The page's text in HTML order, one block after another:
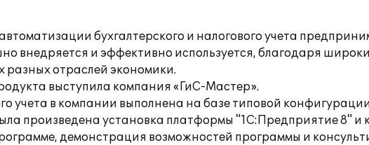
бухгалтерского и налогового учета
внедряется и эффективно используется, благодаря
разных отраслей экономики.
выступила компания «ГиС-Мастер».
учета в компании выполнена на базе типовой
произведена установка платформы "1С:Предприятие 8"
демонстрация возможностей программы и